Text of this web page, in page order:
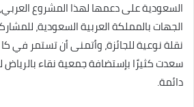
السعودية على دعمها لهذا المشروع
الجهات بالمملكة العربية السعودية،
نقلة نوعية للجائزة، وأتمنى أن تستمر في كا
سعدت كثيرًا بإستضافة جمعية نقاء
دائمة.